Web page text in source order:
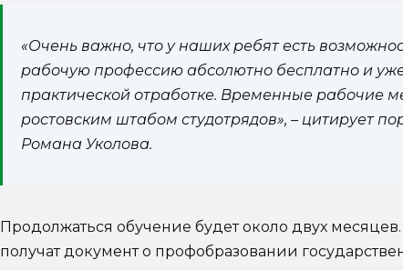
«Очень важно, что у наших ребят есть
рабочую профессию абсолютно бесплатно и
практической отработке. Временные рабочие
ростовским штабом студотрядов», – цитирует
Романа Уколова.
Продолжаться обучение будет около двух
получат документ о профобразовании